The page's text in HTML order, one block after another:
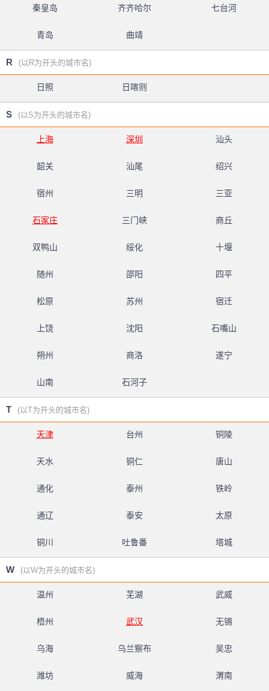
秦皇岛 齐齐哈尔 七台河
青岛 曲靖
R (以R为开头的城市名)
日照 日喀则
S (以S为开头的城市名)
上海 深圳 汕头
韶关 汕尾 绍兴
宿州 三明 三亚
石家庄 三门峡 商丘
双鸭山 绥化 十堰
随州 邵阳 四平
松原 苏州 宿迁
上饶 沈阳 石嘴山
朔州 商洛 遂宁
山南 石河子
T (以T为开头的城市名)
天津 台州 铜陵
天水 铜仁 唐山
通化 泰州 铁岭
通辽 泰安 太原
铜川 吐鲁番 塔城
W (以W为开头的城市名)
温州 芜湖 武威
梧州 武汉 无锡
乌海 乌兰察布 吴忠
潍坊 威海 渭南